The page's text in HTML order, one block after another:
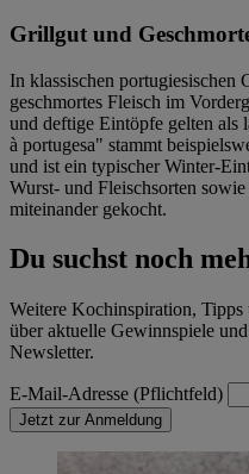
Grillgut und
In klassischen portugiesischen
geschmortes Fleisch im
und deftige Eintöpfe gelten als
à portugesa" stammt
und ist ein typischer Winter-
Wurst- und Fleischsorten
miteinander gekocht.
Du suchst noch
Weitere Kochinspiration,
über aktuelle Gewinnspiele
Newsletter.
E-Mail-Adresse (Pflichtfeld)
Jetzt zur Anmeldung